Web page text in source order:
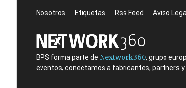
Nosotros Etiquetas Rss Feed Aviso Legal
BPS forma parte de Nextwork360, grupo
eventos, conectamos a fabricantes, partners y